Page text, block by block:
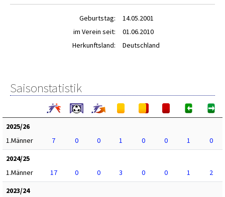
Geburtstag:
14.05.2001
im Verein seit:
01.06.2010
Herkunftsland:
Deutschland
Saisonstatistik
2025/26
1.Männer
7 0 0 1 0 0 1
0
2024/25
1.Männer
17 0 0 3 0 0 1
2
2023/24